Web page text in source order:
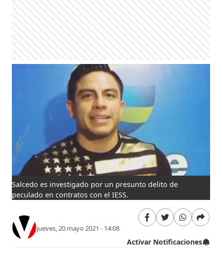
Salcedo es investigado por un presunto delito de
peculado en contratos con el IESS.
jueves, 20 mayo 2021 - 14:08
Activar Notificaciones